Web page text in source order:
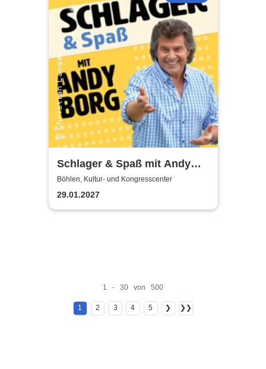
Schlager & Spaß mit Andy
Borg und Gästen
Böhlen, Kultur- und Kongresscenter
29.01.2027
1 - 30 von 500
1 2 3 4 5 ❯ ❯❯